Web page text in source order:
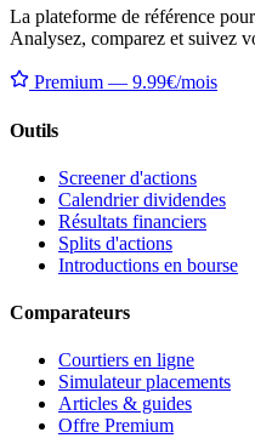
La plateforme de référence
Analysez, comparez et suivez
Premium — 9.99€/mois
Outils
Screener d'actions
Calendrier dividendes
Résultats financiers
Splits d'actions
Introductions en bourse
Comparateurs
Courtiers en ligne
Simulateur placements
Articles & guides
Offre Premium